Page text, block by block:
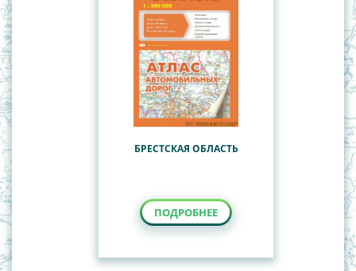
БРЕСТСКАЯ ОБЛАСТЬ
ПОДРОБНЕЕ